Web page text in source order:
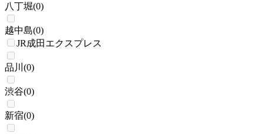
八丁堀(0)
越中島(0)
JR成田エクスプレス
品川 (0)
渋谷(0)
新宿(0)